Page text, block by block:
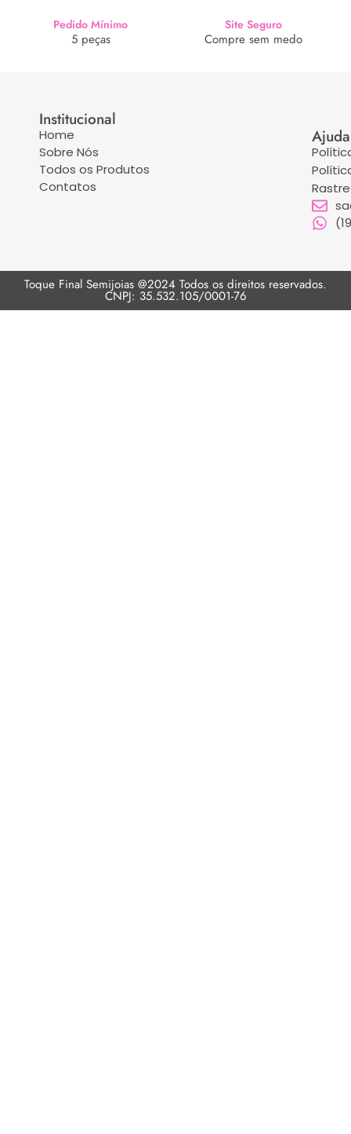
Pedido Mínimo
5 peças
Site Seguro
Compre sem medo
Institucional
Home
Sobre Nós
Todos os Produtos
Contatos
Ajuda
Toque Final Semijoias @2024 Todos os direitos reservados.
CNPJ: 35.532.105/0001-76